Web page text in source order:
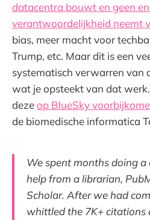
datacentra bouwt en geen
verantwoordelijkheid neemt
bias, meer macht voor
Trump, etc. Maar dit is een
systematisch verwarren van
wat je opsteekt van dat
dezeop BlueSky
de biomedische informatica
We spent months doing
help from a librarian,
Scholar. After we had
whittled the 7K+